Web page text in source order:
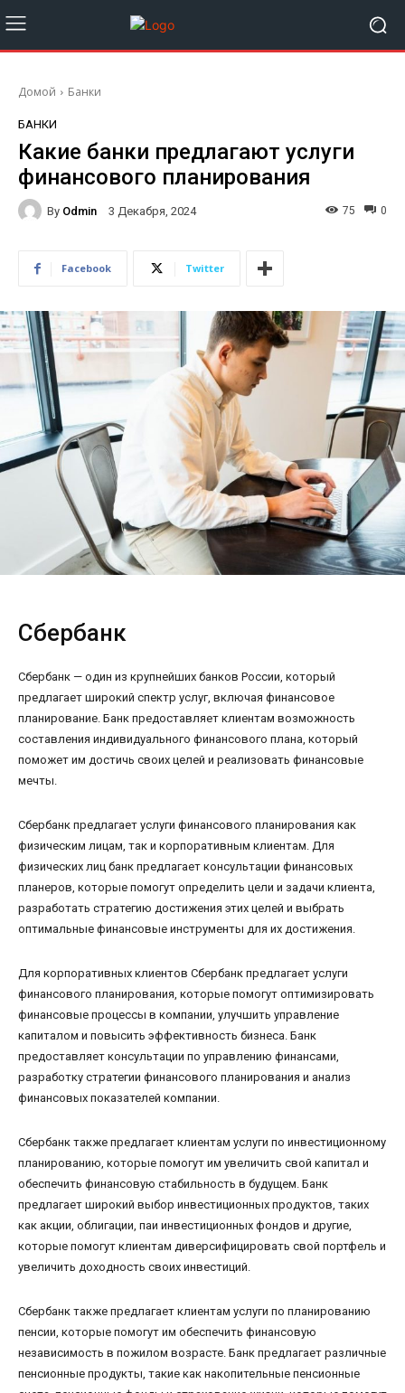
Домой Банки
БАНКИ
Какие банки предлагают услуги
финансового планирования
By Odmin 3 Декабря, 2024 0
75
Facebook Twitter
Сбербанк
Сбербанк — один из крупнейших банков России, который
предлагает широкий спектр услуг, включая финансовое
планирование. Банк предоставляет клиентам возможность
составления индивидуального финансового плана, который
поможет им достичь своих целей и реализовать финансовые
мечты.
Сбербанк предлагает услуги финансового планирования как
физическим лицам, так и корпоративным клиентам. Для
физических лиц банк предлагает консультации финансовых
планеров, которые помогут определить цели и задачи клиента,
разработать стратегию достижения этих целей и выбрать
оптимальные финансовые инструменты для их достижения.
Для корпоративных клиентов Сбербанк предлагает услуги
финансового планирования, которые помогут оптимизировать
финансовые процессы в компании, улучшить управление
капиталом и повысить эффективность бизнеса. Банк
предоставляет консультации по управлению финансами,
разработку стратегии финансового планирования и анализ
финансовых показателей компании.
Сбербанк также предлагает клиентам услуги по инвестиционному
планированию, которые помогут им увеличить свой капитал и
обеспечить финансовую стабильность в будущем. Банк
предлагает широкий выбор инвестиционных продуктов, таких
как акции, облигации, паи инвестиционных фондов и другие,
которые помогут клиентам диверсифицировать свой портфель и
увеличить доходность своих инвестиций.
Сбербанк также предлагает клиентам услуги по планированию
пенсии, которые помогут им обеспечить финансовую
независимость в пожилом возрасте. Банк предлагает различные
пенсионные продукты, такие как накопительные пенсионные